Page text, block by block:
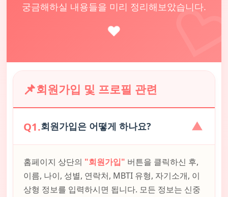
궁금해하실 내용들을 미리 정리해보았습니다.
❤️
📌회원가입 및 프로필 관련
Q1.회원가입은 어떻게 하나요? ▼
홈페이지 상단의 "회원가입" 버튼을 클릭하신 후,
이름, 나이, 성별, 연락처, MBTI 유형, 자기소개, 이
상형 정보를 입력하시면 됩니다. 모든 정보는 신중